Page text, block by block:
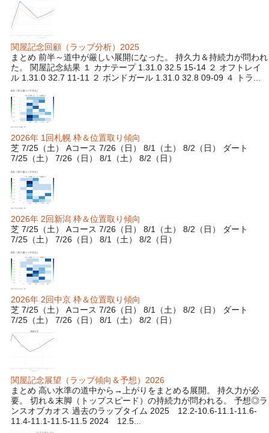
関屋記念回顧（ラップ分析）2025
まとめ 前半～道中が厳しい展開になった。 持久力＆持続力が問われ
た。 関屋記念結果 １ カナテープ 1.31.0 32.5 15-14 ２ オフトレイ
ル 1.31.0 32.7 11-11 ２ ボンドガール 1.31.0 32.8 09-09 ４ トラ...
2026年 1回札幌 枠＆位置取り傾向
芝 7/25（土） Aコース 7/26（日） 8/1（土） 8/2（日） ダート
7/25（土） 7/26（日） 8/1（土） 8/2（日）
2026年 2回新潟 枠＆位置取り傾向
芝 7/25（土） Aコース 7/26（日） 8/1（土） 8/2（日） ダート
7/25（土） 7/26（日） 8/1（土） 8/2（日）
2026年 2回中京 枠＆位置取り傾向
芝 7/25（土） Aコース 7/26（日） 8/1（土） 8/2（日） ダート
7/25（土） 7/26（日） 8/1（土） 8/2（日）
関屋記念展望（ラップ傾向＆予想）2026
まとめ 高い水準の道中から→上がりをまとめる展開。 持久力が必
要。 切れ＆末脚（トップスピード）の持続力が問われる。 予想◎ラ
ンスオブカオス 過去のラップタイム 2025 12.2-10.6-11.1-11.6-
11.4-11.1-11.5-11.5 2024 12.5...